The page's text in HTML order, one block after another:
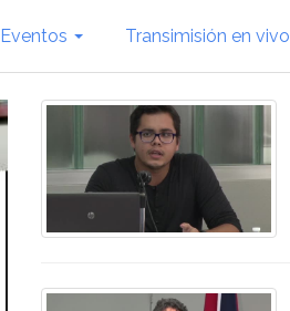
Eventos Transimisión en vivo